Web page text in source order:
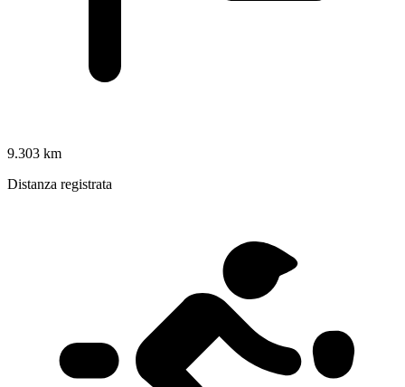
9.303 km
Distanza registrata